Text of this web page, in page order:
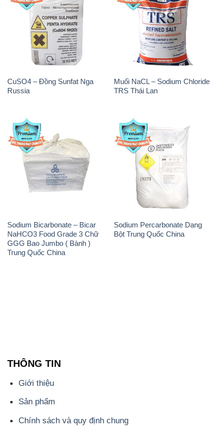
CuSO4 – Đồng Sunfat Nga
Russia
Muối NaCL – Sodium Chloride
TRS Thái Lan
Sodium Bicarbonate – Bicar
NaHCO3 Food Grade 3 Chữ
GGG Bao Jumbo ( Bành )
Trung Quốc China
Sodium Percarbonate Dạng
Bột Trung Quốc China
THÔNG TIN
Giới thiệu
Sản phẩm
Chính sách và quy định chung